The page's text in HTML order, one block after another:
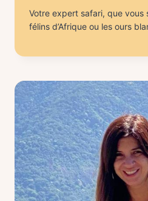
Votre expert safari, que vous
félins d’Afrique ou les ours